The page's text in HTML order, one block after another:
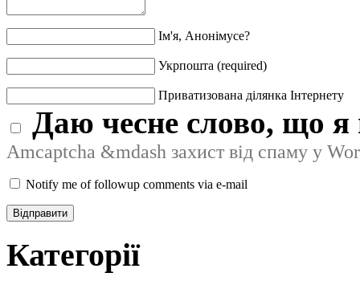
Ім'я, Анонімусе?
Укрпошта (required)
Приватизована ділянка Інтернету
Даю чесне слово, що я
Amcaptcha &mdash захист від спаму у
Notify me of followup comments via e-mail
Категорії